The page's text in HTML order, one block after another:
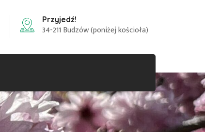
Przyjedź!
34-211 Budzów (poniżej kościoła)